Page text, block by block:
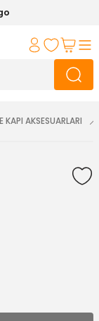
KAPI AKSESUARLARI